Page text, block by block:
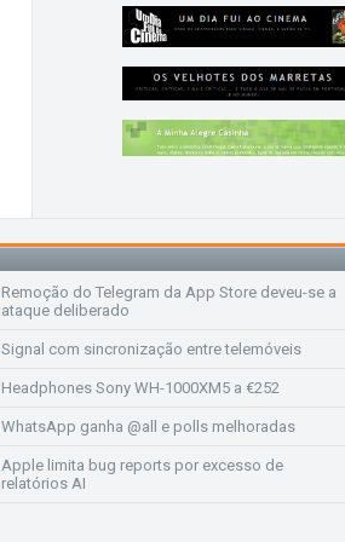
Remoção do Telegram da App Store deveu-se a
ataque deliberado
Signal com sincronização entre telemóveis
Headphones Sony WH-1000XM5 a €252
WhatsApp ganha @all e polls melhoradas
Apple limita bug reports por excesso de
relatórios AI